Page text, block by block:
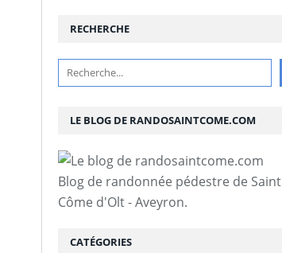
RECHERCHE
LE BLOG DE RANDOSAINTCOME.COM
Blog de randonnée pédestre de Saint
Côme d'Olt - Aveyron.
CATÉGORIES